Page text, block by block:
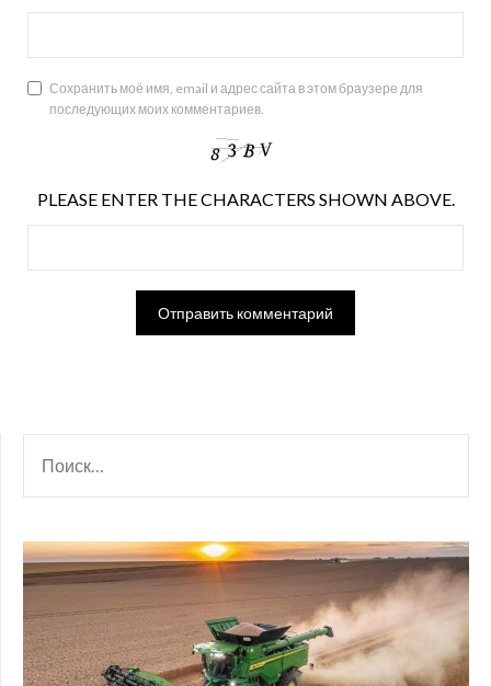
Сохранить моё имя, email и адрес сайта в этом браузере для
последующих моих комментариев.
PLEASE ENTER THE CHARACTERS SHOWN ABOVE.